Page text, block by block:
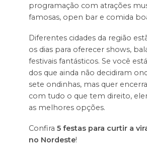
programação com atrações
famosas, open bar e comida
Diferentes cidades da região
os dias para oferecer shows,
festivais fantásticos. Se você
dos que ainda não decidiram
sete ondinhas, mas quer
com tudo o que tem direito,
as melhores opções.
Confira 5 festas para curtir a
no Nordeste!